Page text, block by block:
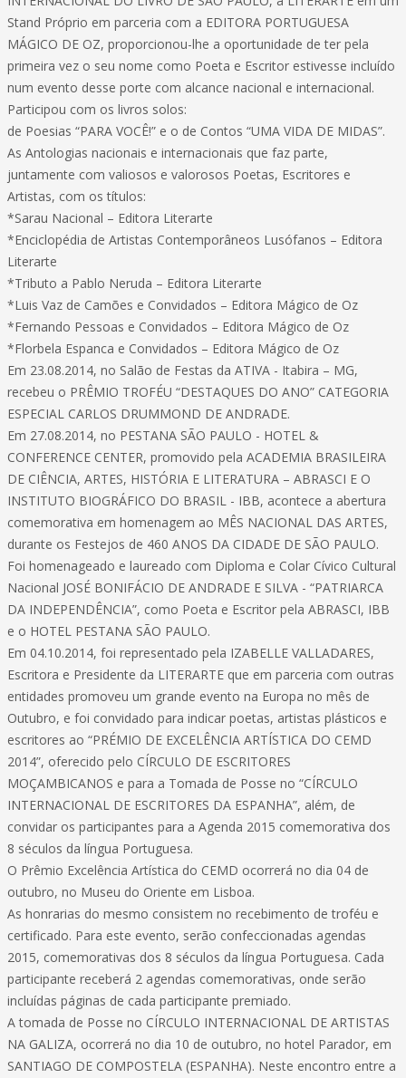
Stand Próprio em parceria com a EDITORA PORTUGUESA
MÁGICO DE OZ, proporcionou-lhe a oportunidade de ter pela
primeira vez o seu nome como Poeta e Escritor estivesse incluído
num evento desse porte com alcance nacional e internacional.
Participou com os livros solos:
de Poesias “PARA VOCÊ!” e o de Contos “UMA VIDA DE MIDAS”.
As Antologias nacionais e internacionais que faz parte,
juntamente com valiosos e valorosos Poetas, Escritores e
Artistas, com os títulos:
*Sarau Nacional – Editora Literarte
*Enciclopédia de Artistas Contemporâneos Lusófanos – Editora
Literarte
*Tributo a Pablo Neruda – Editora Literarte
*Luis Vaz de Camões e Convidados – Editora Mágico de Oz
*Fernando Pessoas e Convidados – Editora Mágico de Oz
*Florbela Espanca e Convidados – Editora Mágico de Oz
Em 23.08.2014, no Salão de Festas da ATIVA - Itabira – MG,
recebeu o PRÊMIO TROFÉU “DESTAQUES DO ANO” CATEGORIA
ESPECIAL CARLOS DRUMMOND DE ANDRADE.
Em 27.08.2014, no PESTANA SÃO PAULO - HOTEL &
CONFERENCE CENTER, promovido pela ACADEMIA BRASILEIRA
DE CIÊNCIA, ARTES, HISTÓRIA E LITERATURA – ABRASCI E O
INSTITUTO BIOGRÁFICO DO BRASIL - IBB, acontece a abertura
comemorativa em homenagem ao MÊS NACIONAL DAS ARTES,
durante os Festejos de 460 ANOS DA CIDADE DE SÃO PAULO.
Foi homenageado e laureado com Diploma e Colar Cívico Cultural
Nacional JOSÉ BONIFÁCIO DE ANDRADE E SILVA - “PATRIARCA
DA INDEPENDÊNCIA”, como Poeta e Escritor pela ABRASCI, IBB
e o HOTEL PESTANA SÃO PAULO.
Em 04.10.2014, foi representado pela IZABELLE VALLADARES,
Escritora e Presidente da LITERARTE que em parceria com outras
entidades promoveu um grande evento na Europa no mês de
Outubro, e foi convidado para indicar poetas, artistas plásticos e
escritores ao “PRÉMIO DE EXCELÊNCIA ARTÍSTICA DO CEMD
2014”, oferecido pelo CÍRCULO DE ESCRITORES
MOÇAMBICANOS e para a Tomada de Posse no “CÍRCULO
INTERNACIONAL DE ESCRITORES DA ESPANHA”, além, de
convidar os participantes para a Agenda 2015 comemorativa dos
8 séculos da língua Portuguesa.
O Prêmio Excelência Artística do CEMD ocorrerá no dia 04 de
outubro, no Museu do Oriente em Lisboa.
As honrarias do mesmo consistem no recebimento de troféu e
certificado. Para este evento, serão confeccionadas agendas
2015, comemorativas dos 8 séculos da língua Portuguesa. Cada
participante receberá 2 agendas comemorativas, onde serão
incluídas páginas de cada participante premiado.
A tomada de Posse no CÍRCULO INTERNACIONAL DE ARTISTAS
NA GALIZA, ocorrerá no dia 10 de outubro, no hotel Parador, em
SANTIAGO DE COMPOSTELA (ESPANHA). Neste encontro entre a